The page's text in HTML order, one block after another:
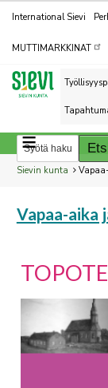
International Sievi
MUTTIMARKKINAT
You
here:
Sievin kunta
You
Vapaa-aika